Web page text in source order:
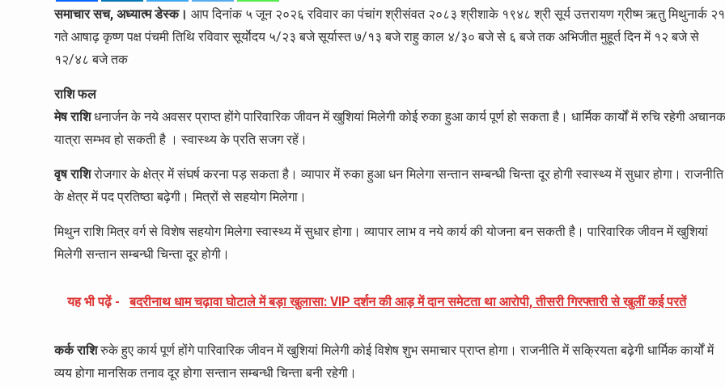
समाचार सच, अध्यात्म डेस्क। आप दिनांक ५ जून २०२६ रविवार का पंचांग श्रीसंवत २०८३ श्रीशाके १९४८ श्री सूर्य उत्तरायण ग्रीष्म ऋतु मिथुनार्क २१
गते आषाढ़ कृष्ण पक्ष पंचमी तिथि रविवार सूर्याेदय ५/२३ बजे सूर्यास्त ७/१३ बजे राहु काल ४/३० बजे से ६ बजे तक अभिजीत मुहूर्त दिन में १२ बजे से
१२/४८ बजे तक
राशि फल
मेष राशिधनार्जन के नये अवसर प्राप्त होंगे पारिवारिक जीवन में खुशियां मिलेगी कोई रुका हुआ कार्य पूर्ण हो सकता है। धार्मिक कार्यों में रुचि रहेगी अचानक
यात्रा सम्भव हो सकती है । स्वास्थ्य के प्रति सजग रहें।
वृष राशिरोजगार के क्षेत्र में संघर्ष करना पड़ सकता है। व्यापार में रुका हुआ धन मिलेगा सन्तान सम्बन्धी चिन्ता दूर होगी स्वास्थ्य में सुधार होगा। राजनीति
के क्षेत्र में पद प्रतिष्ठा बढ़ेगी। मित्रों से सहयोग मिलेगा।
मिथुन राशि मित्र वर्ग से विशेष सहयोग मिलेगा स्वास्थ्य में सुधार होगा। व्यापार लाभ व नये कार्य की योजना बन सकती है। पारिवारिक जीवन में खुशियां
मिलेगी सन्तान सम्बन्धी चिन्ता दूर होगी।
यह भी पढ़ें - बदरीनाथ धाम चढ़ावा घोटाले में बड़ा खुलासा: VIP दर्शन की आड़ में दान समेटता था आरोपी, तीसरी गिरफ्तारी से खुलीं कई परतें
कर्क राशिरुके हुए कार्य पूर्ण होंगे पारिवारिक जीवन में खुशियां मिलेगी कोई विशेष शुभ समाचार प्राप्त होगा। राजनीति में सक्रियता बढ़ेगी धार्मिक कार्यों में
व्यय होगा मानसिक तनाव दूर होगा सन्तान सम्बन्धी चिन्ता बनी रहेगी।